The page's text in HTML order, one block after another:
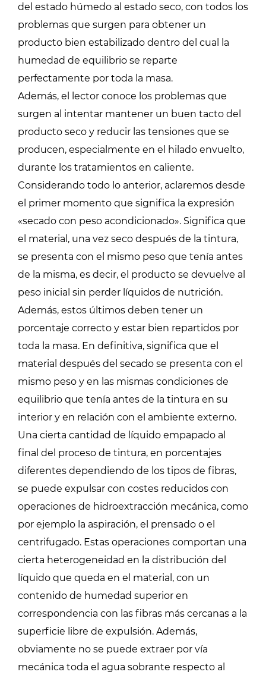
del estado húmedo al estado seco, con todos los
problemas que surgen para obtener un
producto bien estabilizado dentro del cual la
humedad de equilibrio se reparte
perfectamente por toda la masa.
Además, el lector conoce los problemas que
surgen al intentar mantener un buen tacto del
producto seco y reducir las tensiones que se
producen, especialmente en el hilado envuelto,
durante los tratamientos en caliente.
Considerando todo lo anterior, aclaremos desde
el primer momento que significa la expresión
«secado con peso acondicionado». Significa que
el material, una vez seco después de la tintura,
se presenta con el mismo peso que tenía antes
de la misma, es decir, el producto se devuelve al
peso inicial sin perder líquidos de nutrición.
Además, estos últimos deben tener un
porcentaje correcto y estar bien repartidos por
toda la masa. En definitiva, significa que el
material después del secado se presenta con el
mismo peso y en las mismas condiciones de
equilibrio que tenía antes de la tintura en su
interior y en relación con el ambiente externo.
Una cierta cantidad de líquido empapado al
final del proceso de tintura, en porcentajes
diferentes dependiendo de los tipos de fibras,
se puede expulsar con costes reducidos con
operaciones de hidroextracción mecánica, como
por ejemplo la aspiración, el prensado o el
centrifugado. Estas operaciones comportan una
cierta heterogeneidad en la distribución del
líquido que queda en el material, con un
contenido de humedad superior en
correspondencia con las fibras más cercanas a la
superficie libre de expulsión. Además,
obviamente no se puede extraer por vía
mecánica toda el agua sobrante respecto al